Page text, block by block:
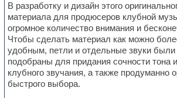
В разработку и дизайн этого
материала для продюсеров клубной
огромное количество внимания и
Чтобы сделать материал как можно
удобным, петли и отдельные звуки были
подобраны для придания сочности тона
клубного звучания, а также продуманно
быстрого выбора.